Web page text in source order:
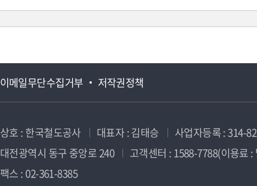
이메일무단수집거부 저작권정책
상호 : 한국철도공사 대표자 : 김태승 사업자등록 : 314-
대전광역시 동구 중앙로 240
고객센터 : 1588-7788(이용료
팩스 : 02-361-8385